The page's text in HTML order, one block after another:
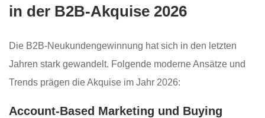
in der B2B-Akquise 2026
Die B2B-Neukundengewinnung hat sich in den letzten
Jahren stark gewandelt. Folgende moderne Ansätze und
Trends prägen die Akquise im Jahr 2026:
Account-Based Marketing und Buying